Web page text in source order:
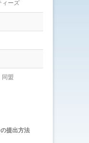
ィーズ
同盟
提出方法